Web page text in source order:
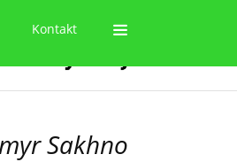
Kontakt
Sakhno